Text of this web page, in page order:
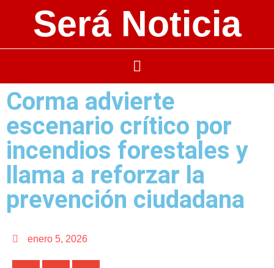
Será Noticia
Corma advierte
escenario crítico por
incendios forestales y
llama a reforzar la
prevención ciudadana
enero 5, 2026